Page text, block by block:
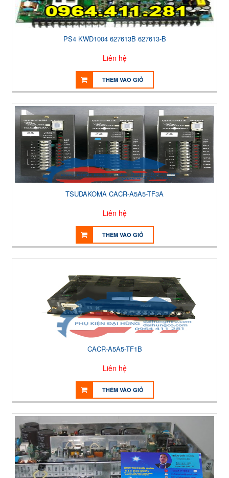
PS4 KWD1004 627613B 627613-B
Liên hệ
THÊM VÀO GIỎ
TSUDAKOMA CACR-A5A5-TF3A
Liên hệ
THÊM VÀO GIỎ
CACR-A5A5-TF1B
Liên hệ
THÊM VÀO GIỎ